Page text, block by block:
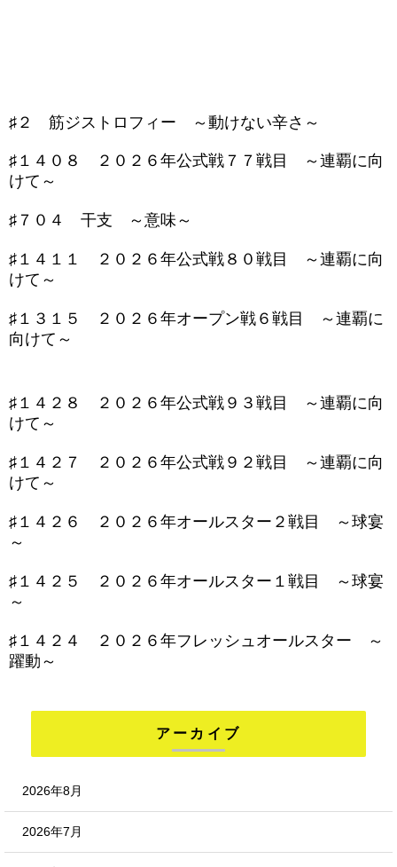
♯２ 筋ジストロフィー ～動けない辛さ～
♯１４０８ ２０２６年公式戦７７戦目 ～連覇に向
けて～
♯７０４ 干支 ～意味～
♯１４１１ ２０２６年公式戦８０戦目 ～連覇に向
けて～
♯１３１５ ２０２６年オープン戦６戦目 ～連覇に
向けて～
♯１４２８ ２０２６年公式戦９３戦目 ～連覇に向
けて～
♯１４２７ ２０２６年公式戦９２戦目 ～連覇に向
けて～
♯１４２６ ２０２６年オールスター２戦目 ～球宴
～
♯１４２５ ２０２６年オールスター１戦目 ～球宴
～
♯１４２４ ２０２６年フレッシュオールスター ～
躍動～
アーカイブ
2026年8月
2026年7月